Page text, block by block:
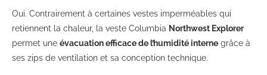
Oui. Contrairement à certaines vestes imperméables qui
retiennent la chaleur, la veste Columbia Northwest Explorer
permet une évacuation efficace de l’humidité interne grâce à
ses zips de ventilation et sa conception technique.